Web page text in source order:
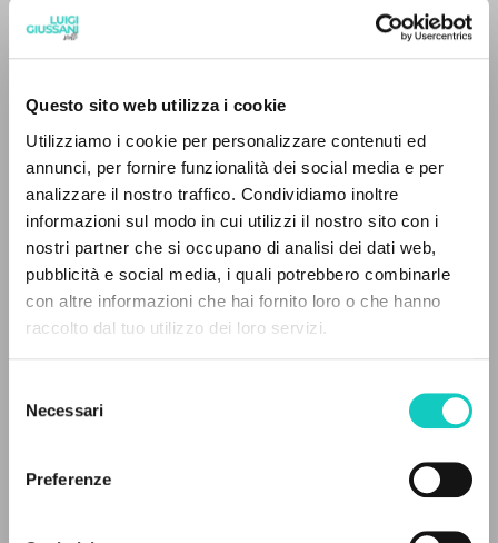
Questo sito web utilizza i cookie
Utilizziamo i cookie per personalizzare contenuti ed
annunci, per fornire funzionalità dei social media e per
analizzare il nostro traffico. Condividiamo inoltre
informazioni sul modo in cui utilizzi il nostro sito con i
nostri partner che si occupano di analisi dei dati web,
pubblicità e social media, i quali potrebbero combinarle
con altre informazioni che hai fornito loro o che hanno
raccolto dal tuo utilizzo dei loro servizi.
delNecessari
Preferenze
Giussani LuigiAutore
Inglese
Litterae Communionis-Traces
2001
Pagine: 8
0DOCUMENTI TROVATI
RISULTATI SUCCESSIVI